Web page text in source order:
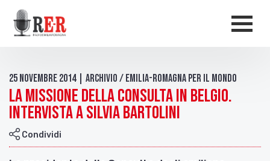
Salta al contenuto principale
25 Novembre 2014 | Archivio / Emilia-Romagna per il mondo
La missione della Consulta in Belgio.
Intervista a Silvia Bartolini
Condividi